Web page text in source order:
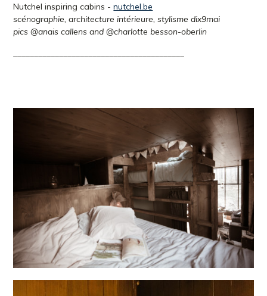
Nutchel inspiring cabins -nutchel.be
scénographie, architecture intérieure, stylisme dix9mai
pics @anais callens and @charlotte besson-oberlin